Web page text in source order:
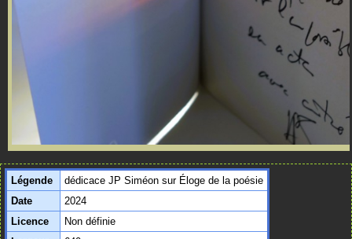
Légende
dédicace JP Siméon sur Éloge de la poésie
Date
2024
Licence
Non définie